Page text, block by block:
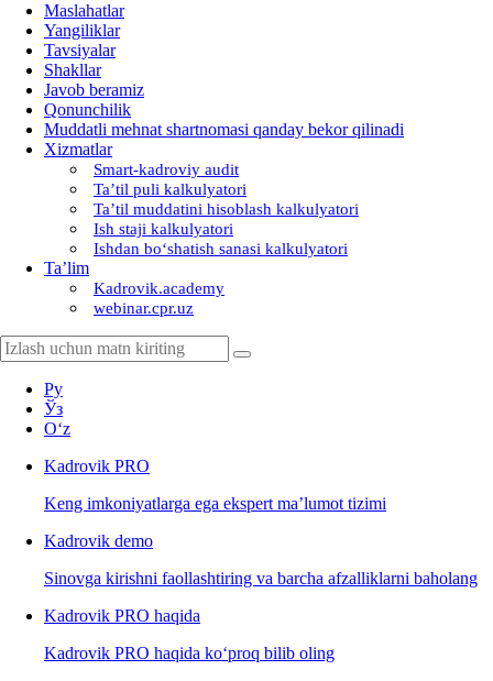
Maslahatlar
Yangiliklar
Tavsiyalar
Shakllar
Javob beramiz
Qonunchilik
Muddatli mehnat shartnomasi qanday bekor qilinadi
Xizmatlar
Smart-kadroviy audit
Ta’til puli kalkulyatori
Ta’til muddatini hisoblash kalkulyatori
Ish staji kalkulyatori
Ishdan boʻshatish sanasi kalkulyatori
Ta’lim
Kadrovik.academy
webinar.cpr.uz
Ру
Ўз
Oʻz
Kadrovik PRO
Keng imkoniyatlarga ega ekspert ma’lumot tizimi
Kadrovik demo
Sinovga kirishni faollashtiring va barcha afzalliklarni baholang
Kadrovik PRO haqida
Kadrovik PRO haqida koʻproq bilib oling